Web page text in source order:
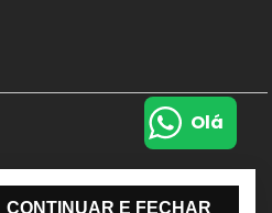
Olá
CONTINUAR E FECHAR